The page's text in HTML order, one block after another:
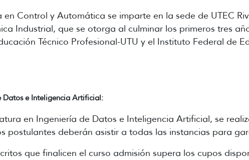
en Control y Automática se imparte en la sede de UTEC
Industrial, que se otorga al culminar los primeros tres
Técnico Profesional-UTU y el Instituto Federal de
Datos e Inteligencia Artificial:
en Ingeniería de Datos e Inteligencia Artificial, se
postulantes deberán asistir a todas las instancias para
que finalicen el curso admisión supera los cupos